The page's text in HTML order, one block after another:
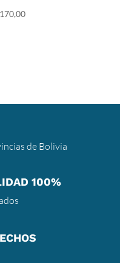
170,00
de Bolivia
100%